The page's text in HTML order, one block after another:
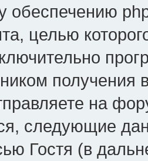
обеспечению
целью
на
следующие
Гостя (в